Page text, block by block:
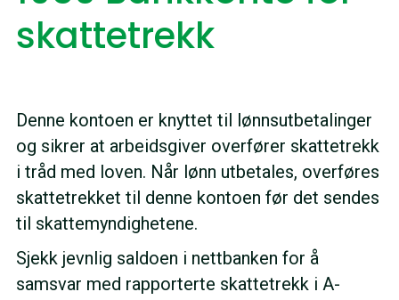
skattetrekk
Denne kontoen er knyttet til lønnsutbetalinger
og sikrer at arbeidsgiver overfører skattetrekk
i tråd med loven. Når lønn utbetales, overføres
skattetrekket til denne kontoen før det sendes
til skattemyndighetene.
Sjekk jevnlig saldoen i nettbanken for å
samsvar med rapporterte skattetrekk i A-